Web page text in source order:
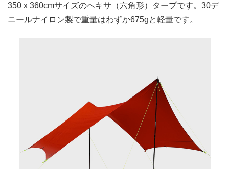
350 x 360cmサイズのヘキサ（六角形）タープです。30デ
ニールナイロン製で重量はわずか675gと軽量です。